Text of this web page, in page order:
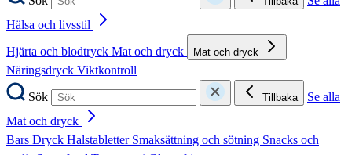
Hälsa och livsstil
Hjärta och blodtryck Mat och dryck Mat och dryck
Näringsdryck Viktkontroll
Sök
Tillbaka
Se alla
Mat och dryck
Bars Dryck Halstabletter Smaksättning och sötning Snacks och